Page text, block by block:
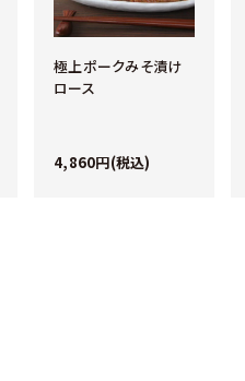
極上ポークみそ漬け
ロース
4,860円(税込)